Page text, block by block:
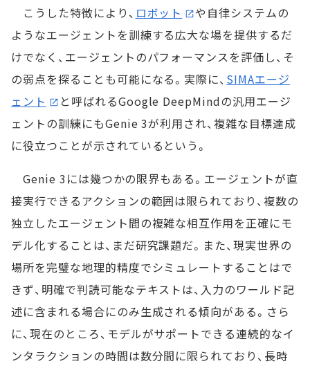
こうした特徴により、 ロボット
や自律システムの
ようなエージェントを訓練する広大な場を提供するだ
けでなく、エージェントのパフォーマンスを評価し、そ
の弱点を探ることも可能になる。実際に、 SIMAエージ
ェント
と呼ばれるGoogle DeepMindの汎用エージ
ェントの訓練にもGenie 3が利用され、複雑な目標達成
に役立つことが示されているという。
Genie 3には幾つかの限界もある。エージェントが直
接実行できるアクションの範囲は限られており、複数の
独立したエージェント間の複雑な相互作用を正確にモ
デル化することは、まだ研究課題だ。また、現実世界の
場所を完璧な地理的精度でシミュレートすることはで
きず、明確で判読可能なテキストは、入力のワールド記
述に含まれる場合にのみ生成される傾向がある。さら
に、現在のところ、モデルがサポートできる連続的なイ
ンタラクションの時間は数分間に限られており、長時